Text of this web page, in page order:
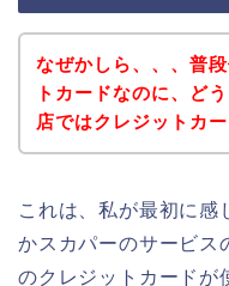
なぜかしら、、、普
トカードなのに、ど
店ではクレジットカ
これは、私が最初に感
かスカパーのサービス
のクレジットカードが